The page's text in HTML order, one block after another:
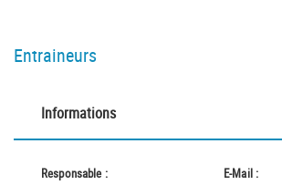
Entraineurs
Informations
Responsable :
E-Mail :